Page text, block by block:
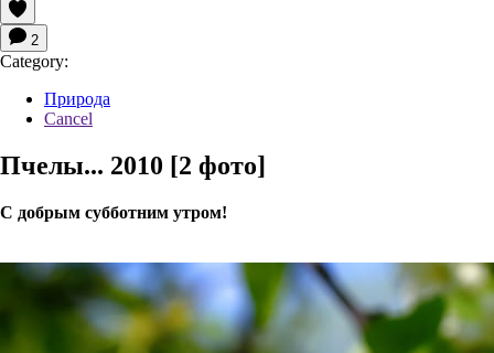
2
Category:
Природа
Cancel
Пчелы... 2010 [2 фото]
С добрым субботним утром!